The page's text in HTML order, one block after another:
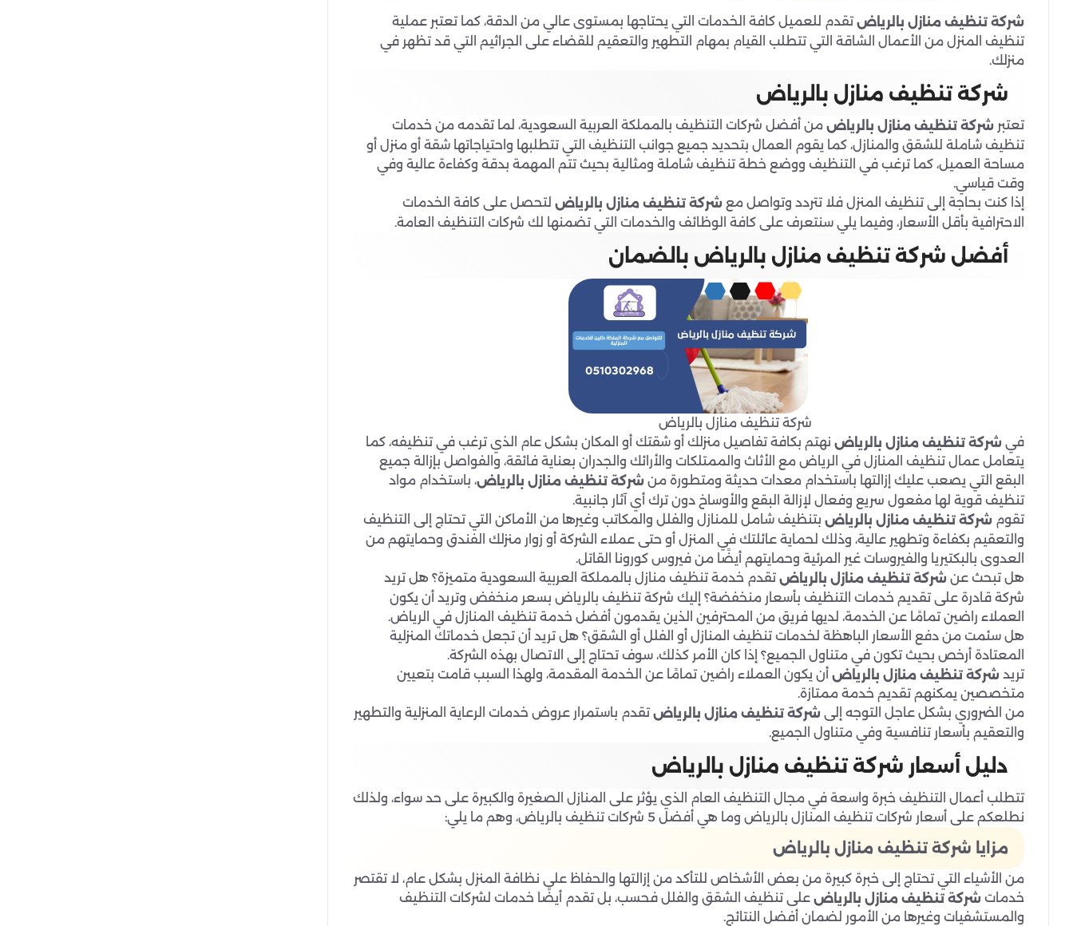
شركة تنظيف منازل بالرياض تقدم للعميل كافة الخدمات التي يحتاجها بمستوى عالي من الدقة، كما تعتبر عملية
تنظيف المنزل من الأعمال الشاقة التي تتطلب القيام بمهام التطهير والتعقيم للقضاء على الجراثيم التي قد تظهر في
منزلك.
شركة تنظيف منازل بالرياض
تعتبر شركة تنظيف منازل بالرياض من أفضل شركات التنظيف بالمملكة العربية السعودية، لما تقدمه من خدمات
تنظيف شاملة للشقق والمنازل، كما يقوم العمال بتحديد جميع جوانب التنظيف التي تتطلبها واحتياجاتها شقة أو منزل أو
مساحة العميل، كما ترغب في التنظيف ووضع خطة تنظيف شاملة ومثالية بحيث تتم المهمة بدقة وكفاءة عالية وفي
وقت قياسي.
إذا كنت بحاجة إلى تنظيف المنزل فلا تتردد وتواصل مع شركة تنظيف منازل بالرياض لتحصل على كافة الخدمات
الاحترافية بأقل الأسعار، وفيما يلي سنتعرف على كافة الوظائف والخدمات التي تضمنها لك شركات التنظيف العامة.
أفضل شركة تنظيف منازل بالرياض بالضمان
شركة تنظيف منازل بالرياض
في شركة تنظيف منازل بالرياض نهتم بكافة تفاصيل منزلك أو شقتك أو المكان بشكل عام الذي ترغب في تنظيفه، كما
يتعامل عمال تنظيف المنازل في الرياض مع الأثاث والممتلكات والأرائك والجدران بعناية فائقة، والفواصل بإزالة جميع
البقع التي يصعب عليك إزالتها باستخدام معدات حديثة ومتطورة من شركة تنظيف منازل بالرياض، باستخدام مواد
تنظيف قوية لها مفعول سريع وفعال لإزالة البقع والأوساخ دون ترك أي آثار جانبية.
تقوم شركة تنظيف منازل بالرياض بتنظيف شامل للمنازل والفلل والمكاتب وغيرها من الأماكن التي تحتاج إلى التنظيف
والتعقيم بكفاءة وتطهير عالية، وذلك لحماية عائلتك في المنزل أو حتى عملاء الشركة أو زوار منزلك الفندق وحمايتهم من
العدوى بالبكتيريا والفيروسات غير المرئية وحمايتهم أيضًا من فيروس كورونا القاتل.
هل تبحث عن شركة تنظيف منازل بالرياض تقدم خدمة تنظيف منازل بالمملكة العربية السعودية متميزة؟ هل تريد
شركة قادرة على تقديم خدمات التنظيف بأسعار منخفضة؟ إليك شركة تنظيف بالرياض بسعر منخفض وتريد أن يكون
العملاء راضين تمامًا عن الخدمة، لديها فريق من المحترفين الذين يقدمون أفضل خدمة تنظيف المنازل في الرياض.
هل سئمت من دفع الأسعار الباهظة لخدمات تنظيف المنازل أو الفلل أو الشقق؟ هل تريد أن تجعل خدماتك المنزلية
المعتادة أرخص بحيث تكون في متناول الجميع؟ إذا كان الأمر كذلك، سوف تحتاج إلى الاتصال بهذه الشركة.
تريد شركة تنظيف منازل بالرياض أن يكون العملاء راضين تمامًا عن الخدمة المقدمة، ولهذا السبب قامت بتعيين
متخصصين يمكنهم تقديم خدمة ممتازة.
من الضروري بشكل عاجل التوجه إلى شركة تنظيف منازل بالرياض تقدم باستمرار عروض خدمات الرعاية المنزلية والتطهير
والتعقيم بأسعار تنافسية وفي متناول الجميع.
دليل أسعار شركة تنظيف منازل بالرياض
تتطلب أعمال التنظيف خبرة واسعة في مجال التنظيف العام الذي يؤثر على المنازل الصغيرة والكبيرة على حد سواء، ولذلك
نطلعكم على أسعار شركات تنظيف المنازل بالرياض وما هي أفضل 5 شركات تنظيف بالرياض، وهم ما يلي:
مزايا شركة تنظيف منازل بالرياض
من الأشياء التي تحتاج إلى خبرة كبيرة من بعض الأشخاص للتأكد من إزالتها والحفاظ على نظافة المنزل بشكل عام، لا تقتصر
خدمات شركة تنظيف منازل بالرياض على تنظيف الشقق والفلل فحسب، بل تقدم أيضًا خدمات لشركات التنظيف
والمستشفيات وغيرها من الأمور لضمان أفضل النتائج.